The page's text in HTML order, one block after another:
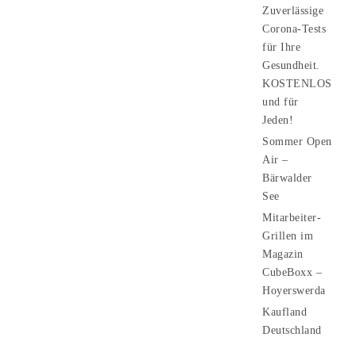
Zuverlässige
Corona-Tests
für Ihre
Gesundheit.
KOSTENLOS
und für
Jeden!
Sommer Open
Air –
Bärwalder
See
Mitarbeiter-
Grillen im
Magazin
CubeBoxx –
Hoyerswerda
Kaufland
Deutschland